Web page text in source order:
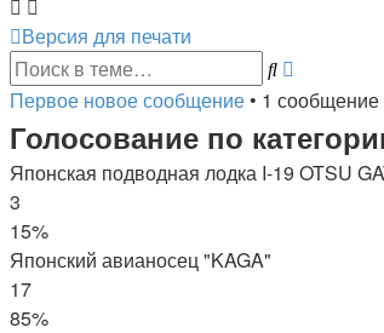
Версия для печати
Поиск
поиск
Первое новое сообщение • 1
Голосование по
Японская подводная лодка I-19 OTSU
3
15%
Японский авианосец "KAGA"
17
85%